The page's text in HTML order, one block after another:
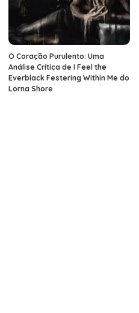
O Coração Purulento: Uma
Análise Crítica de I Feel the
Everblack Festering Within Me do
Lorna Shore